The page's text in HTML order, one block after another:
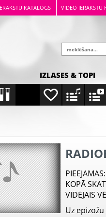
KATALOGS VIDEO IERAKSTU
IZLASES & TOPI
PIEEJAMAS
KOPĀ
VIDĒJAIS
Uz